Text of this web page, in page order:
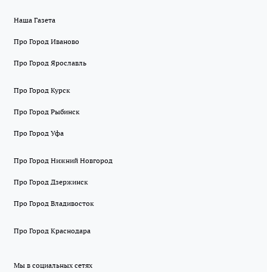
Наша Газета
Про Город Иваново
Про Город Ярославль
Про Город Курск
Про Город Рыбинск
Про Город Уфа
Про Город Нижний Новгород
Про Город Дзержинск
Про Город Владивосток
Про Город Краснодара
Мы в социальных сетях